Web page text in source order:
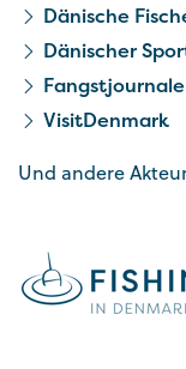
Dänische
Dänischer
VisitDenmark
Und andere